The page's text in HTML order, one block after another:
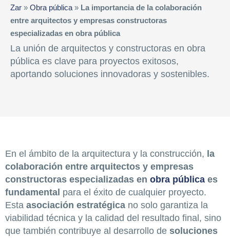
Zar » Obra pública » La importancia de la colaboración
entre arquitectos y empresas constructoras
especializadas en obra pública
La unión de arquitectos y constructoras en obra
pública es clave para proyectos exitosos,
aportando soluciones innovadoras y sostenibles.
En el ámbito de la arquitectura y la construcción, la
colaboración entre arquitectos y empresas
constructoras especializadas en obra pública es
fundamental para el éxito de cualquier proyecto.
Esta asociación estratégica no solo garantiza la
viabilidad técnica y la calidad del resultado final, sino
que también contribuye al desarrollo de soluciones